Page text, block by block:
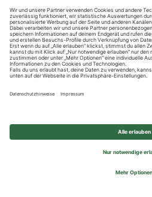
Privatsphäre-
© 2026 REWE Group -